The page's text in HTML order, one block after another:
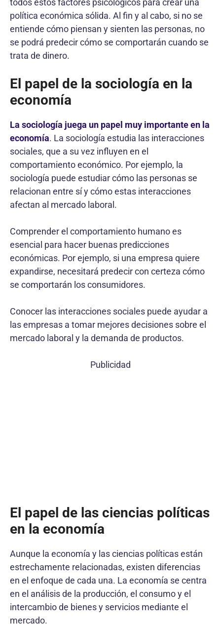
todos estos factores psicológicos para crear una
política económica sólida. Al fin y al cabo, si no se
entiende cómo piensan y sienten las personas, no
se podrá predecir cómo se comportarán cuando se
trata de dinero.
El papel de la sociología en la
economía
La sociología juega un papel muy importante en la
economía. La sociología estudia las interacciones
sociales, que a su vez influyen en el
comportamiento económico. Por ejemplo, la
sociología puede estudiar cómo las personas se
relacionan entre sí y cómo estas interacciones
afectan al mercado laboral.
Comprender el comportamiento humano es
esencial para hacer buenas predicciones
económicas. Por ejemplo, si una empresa quiere
expandirse, necesitará predecir con certeza cómo
se comportarán los consumidores.
Conocer las interacciones sociales puede ayudar a
las empresas a tomar mejores decisiones sobre el
mercado laboral y la demanda de productos.
Publicidad
El papel de las ciencias políticas
en la economía
Aunque la economía y las ciencias políticas están
estrechamente relacionadas, existen diferencias
en el enfoque de cada una. La economía se centra
en el análisis de la producción, el consumo y el
intercambio de bienes y servicios mediante el
mercado.